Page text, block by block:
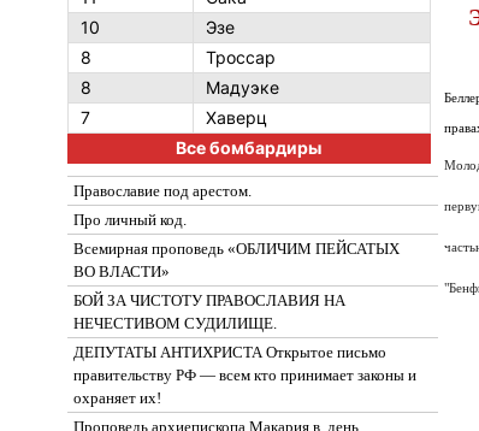
10
Эзе
8
Троссар
8
Мадуэке
7
Хаверц
Все бомбардиры
Православие под арестом.
Про личный код.
Всемирная проповедь «ОБЛИЧИМ ПЕЙСАТЫХ
ВО ВЛАСТИ»
БОЙ ЗА ЧИСТОТУ ПРАВОСЛАВИЯ НА
НЕЧЕСТИВОМ СУДИЛИЩЕ.
ДЕПУТАТЫ АНТИХРИСТА Открытое письмо
правительству РФ — всем кто принимает законы и
охраняет их!
Проповедь архиепископа Макария в день